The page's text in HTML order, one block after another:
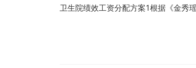
卫生院绩效工资分配方案1根据《金秀